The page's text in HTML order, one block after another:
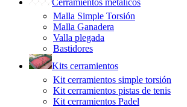
Malla Simple Torsión
Malla Ganadera
Valla plegada
Bastidores
Kits cerramientos
Kit cerramientos simple torsión
Kit cerramientos pistas de tenis
Kit cerramientos Padel